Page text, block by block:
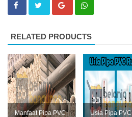
RELATED PRODUCTS
Manfaat Pipa PVC |
Usia Pipa PVC